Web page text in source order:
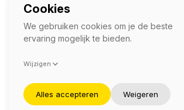
SOCIAL
©2026 — Komerco
Deze site wordt beschermd door reCAPTCHA en het